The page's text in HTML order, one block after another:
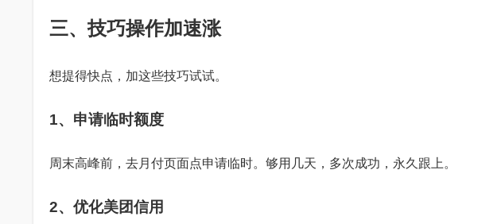
三、技巧操作加速涨
想提得快点，加这些技巧试试。
1、申请临时额度
周末高峰前，去月付页面点申请临时。够用几天，多次成功，永久跟上。
2、优化美团信用